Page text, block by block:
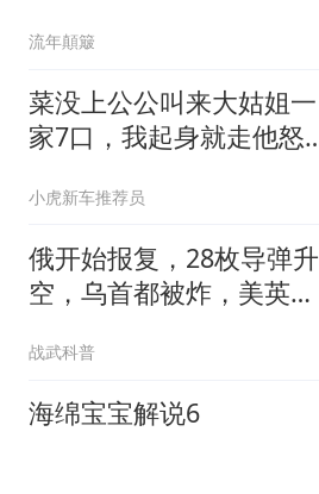
流年顛簸
菜没上公公叫来大姑姐一
家7口，我起身就走他怒
小虎新车推荐员
俄开始报复，28枚导弹升
空，乌首都被炸，美英法
战武科普
海绵宝宝解说6